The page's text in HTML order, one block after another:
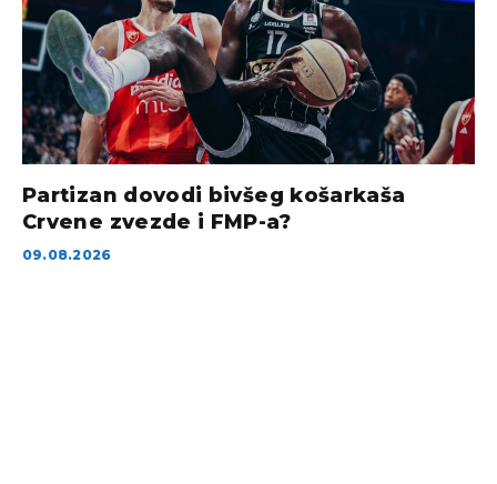
Partizan dovodi bivšeg košarkaša
Crvene zvezde i FMP-a?
09.08.2026